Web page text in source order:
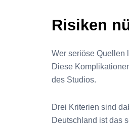
Risiken
Wer seriöse Quellen
Diese
des Studios.
Drei Kriterien sind
Deutschland ist das